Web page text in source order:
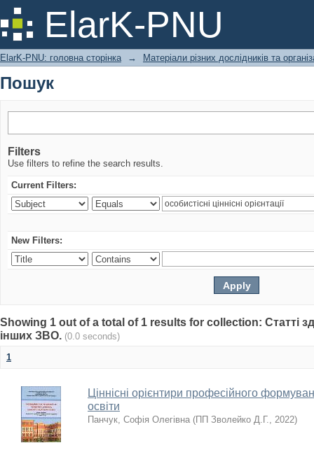
ElarK-PNU
Пошук
ElarK-PNU: головна сторінка → Матеріали різних дослідників та
Пошук
Filters
Use filters to refine the search results.
Current Filters:
New Filters:
Showing 1 out of a total of 1 results for collection: Статті
інших ЗВО. (0.0 seconds)
1
Ціннісні орієнтири професійного
освіти
Панчук, Софія Олегівна (ПП Зволейко Д.Г., 2022)